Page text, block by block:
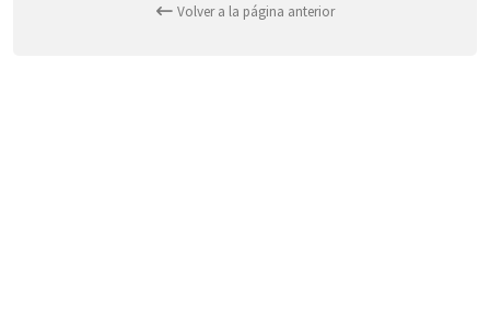
Volver a la página anterior